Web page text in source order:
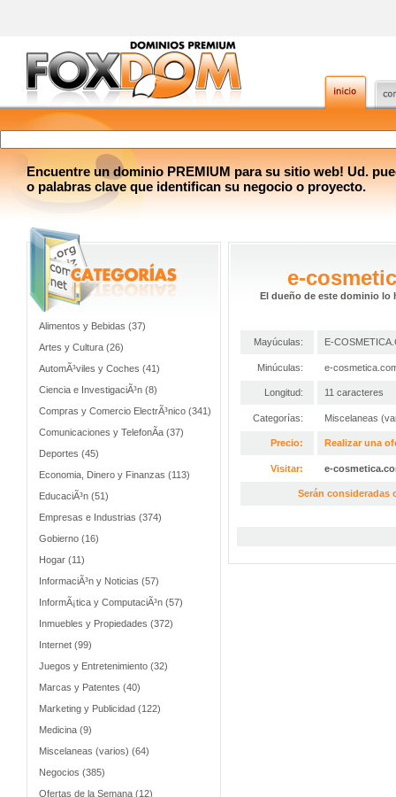
Encuentre un dominio PREMIUM para su sitio web! Ud.
o palabras clave que identifican su negocio o proyecto.
Alimentos y Bebidas (37)
Artes y Cultura (26)
AutomÃ³viles y Coches (41)
Ciencia e InvestigaciÃ³n (8)
Compras y Comercio ElectrÃ³nico (341)
Comunicaciones y TelefonÃ­a (37)
Deportes (45)
Economia, Dinero y Finanzas (113)
EducaciÃ³n (51)
Empresas e Industrias (374)
Gobierno (16)
Hogar (11)
InformaciÃ³n y Noticias (57)
InformÃ¡tica y ComputaciÃ³n (57)
Inmuebles y Propiedades (372)
Internet (99)
Juegos y Entretenimiento (32)
Marcas y Patentes (40)
Marketing y Publicidad (122)
Medicina (9)
Miscelaneas (varios) (64)
Negocios (385)
Ofertas de la Semana (12)
e-
El dueño de este dominio lo
Mayúculas: E-
Minúculas: e-
Longitud: 11 caracteres
Categorías: Miscelaneas
Precio: Realizar una
Visitar: e-
Serán consideradas